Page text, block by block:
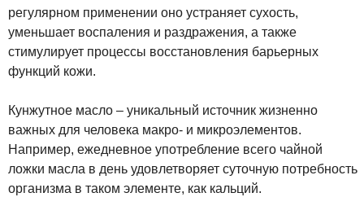
регулярном применении оно устраняет сухость,
уменьшает воспаления и раздражения, а также
стимулирует процессы восстановления барьерных
функций кожи.
Кунжутное масло – уникальный источник жизненно
важных для человека макро- и микроэлементов.
Например, ежедневное употребление всего чайной
ложки масла в день удовлетворяет суточную потребность
организма в таком элементе, как кальций.